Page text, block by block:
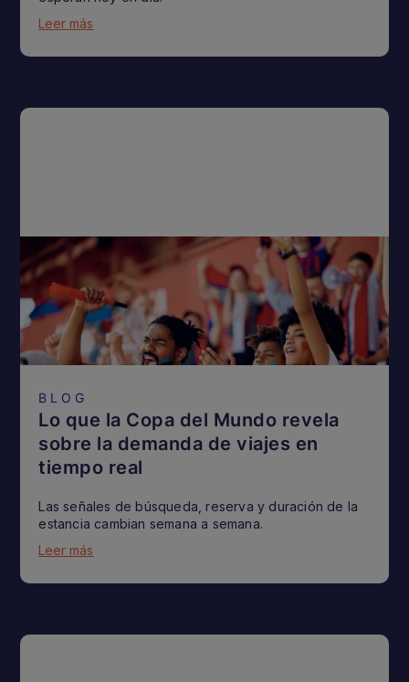
Leer más
BLOG
Lo que la Copa del Mundo revela
sobre la demanda de viajes en
tiempo real
Las señales de búsqueda, reserva y duración de la
estancia cambian semana a semana.
Leer más